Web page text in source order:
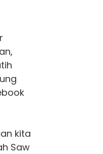
kita
Saw